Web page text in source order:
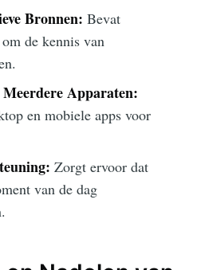
Bronnen: Bevat
de kennis van
Apparaten:
en mobiele apps voor
Zorgt ervoor dat
van de dag